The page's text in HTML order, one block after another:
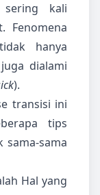
sering kali
Fenomena
hanya
dialami
).
transisi ini
tips
sama
Hal yang